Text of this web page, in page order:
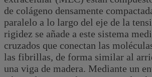
de colágeno densamente
paralelo a lo largo del eje de la
rigidez se añade a este sistema
cruzados que conectan las
las fibrillas, de forma similar al
una viga de madera. Mediante un